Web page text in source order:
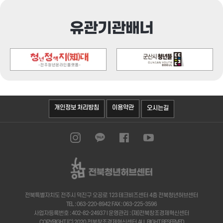
유관기관배너
개인정보 처리방침 이용약관 오시는길
전북특별자치도 전주시 덕진구 오공로 123 테크비즈센터 4층 전북청년허브센터
TEL : 063-220-8942 FAX : 063-225-3596
사업자등록번호 : 402-82-24937 I 운영관리 : (재)전북창조경제혁신센터